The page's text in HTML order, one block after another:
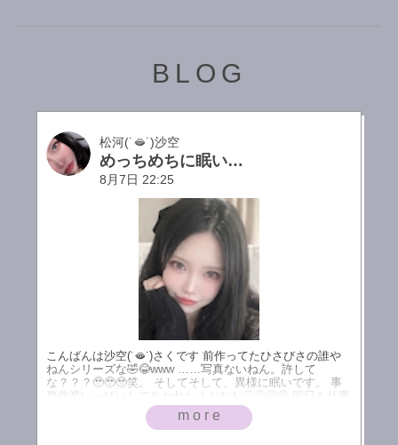
BLOG
松河(˙🫦˙)沙空
めっちめちに眠いけど頑張るよーーーん𐔌ᵔ ܸ>⩊<︎︎ ͡ 𐦯🫶💖
8月7日 22:25
こんばんは沙空(˙🫦˙)さくです 前作ってたひさびさの誰や
ねんシリーズな🤣😂www ……写真ないねん。許して
な？？？🥹🥹🥹笑。 そしてそして、異様に眠いです。 事
務作業いっぱいしてちかれたよおおお🫠🫠🫠💭 明日も仕事
ヘルプ先やし、 このまま寝ちまいたいです……。笑 だが
しかーし！！！お客様来てくださったので 出勤してまっす
more